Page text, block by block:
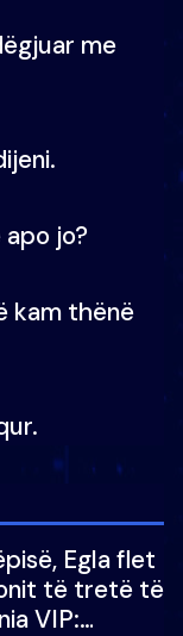
me
jo?
kam thënë
Egla flet
të tretë të
VIP: